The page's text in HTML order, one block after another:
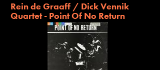
Rein de Graaff / Dick Vennik
Quartet - Point Of No Return